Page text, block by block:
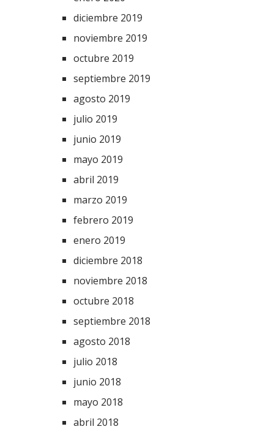
diciembre 2019
noviembre 2019
octubre 2019
septiembre 2019
agosto 2019
julio 2019
junio 2019
mayo 2019
abril 2019
marzo 2019
febrero 2019
enero 2019
diciembre 2018
noviembre 2018
octubre 2018
septiembre 2018
agosto 2018
julio 2018
junio 2018
mayo 2018
abril 2018